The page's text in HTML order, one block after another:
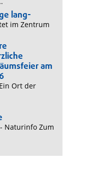
lang-
im Zentrum
am
Ort der
Naturinfo Zum